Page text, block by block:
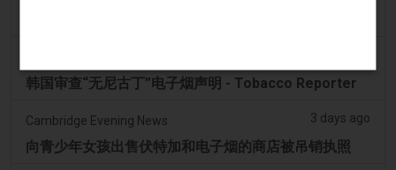
韩国审查“无尼古丁”电子烟声明 - Tobacco Reporter
Cambridge Evening News 3 days ago
向青少年女孩出售伏特加和电子烟的商店被吊销执照